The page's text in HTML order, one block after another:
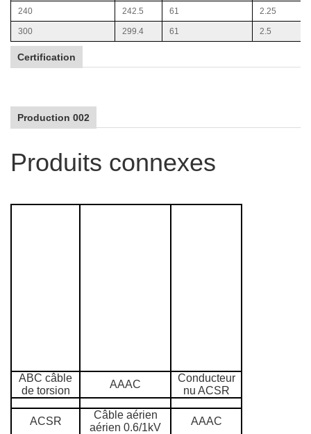
240 242.5 61 2.25
300 299.4 61 2.5
Certification
Production 002
Produits connexes
ABC câble
de torsion
AAAC
Conducteur
nu ACSR
ACSR
Câble aérien
aérien 0.6/1kV
AAAC